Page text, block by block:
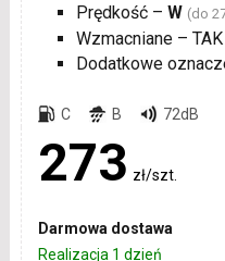
Prędkość – W (do
Wzmacniane – TAK
Dodatkowe
C B 72dB
273 zł/szt.
Darmowa dostawa
Realizacja 1 dzień